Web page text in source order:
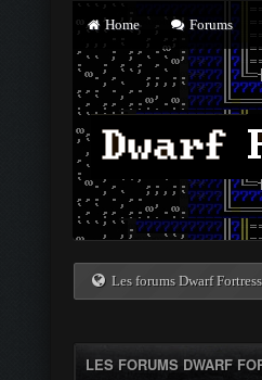
Home Forums
Les forums Dwarf
LES FORUMS DWARF